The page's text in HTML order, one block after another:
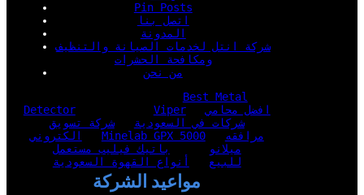
Pin Posts
اتصل بنا
المدونة
شركة انتل لخدمات الصيانة والتنظيف
ومكافحة الحشرات
من نحن
Best Metal
Detector
Viper
افضل محامي
شركات في السعودية
شركة تسويق
الكتروني
Minelab GPX 5000
مرافقه
ميلانو
باتيك فيليب مستعمل
للبيع
أنواع القهوة السعودية
مواعيد الشركة